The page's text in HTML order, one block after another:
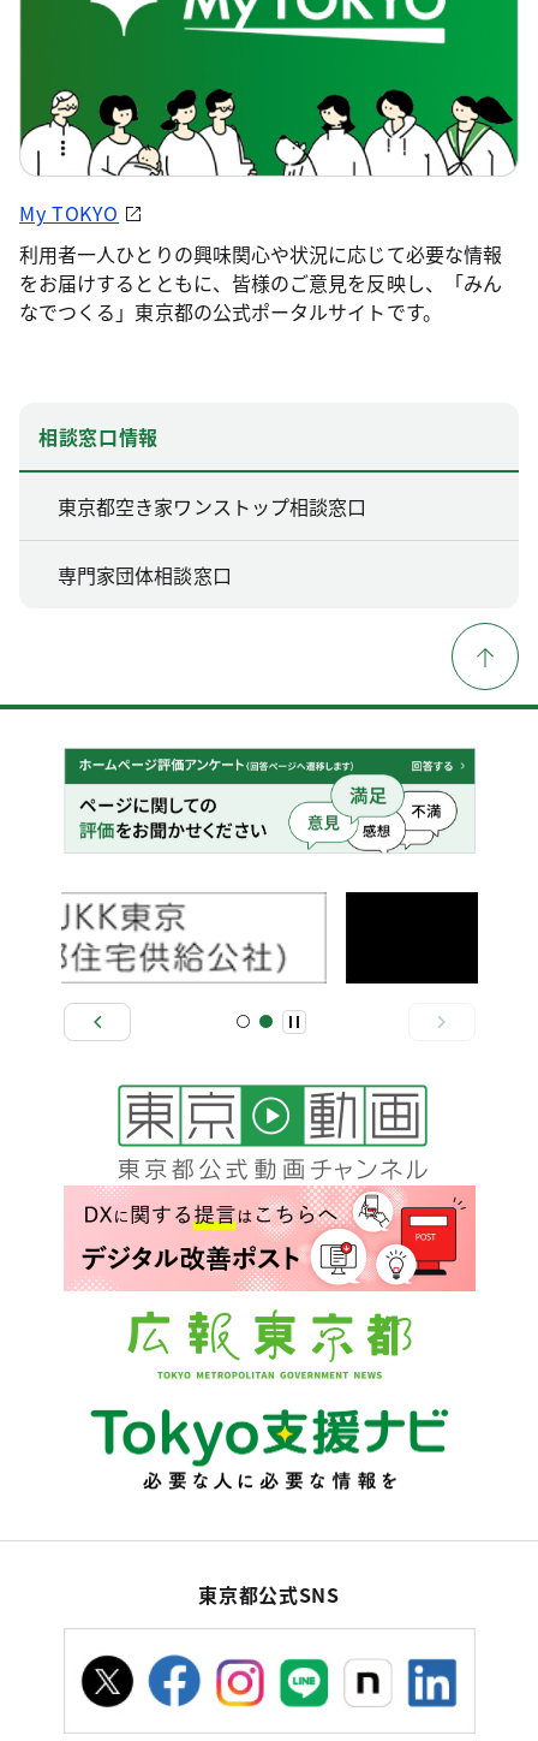
My TOKYO
利用者一人ひとりの興味関心や状況に応じて必要な情報
をお届けするとともに、皆様のご意見を反映し、「みん
なでつくる」東京都の公式ポータルサイトです。
相談窓口情報
東京都空き家ワンストップ相談窓口
専門家団体相談窓口
東京都公式SNS